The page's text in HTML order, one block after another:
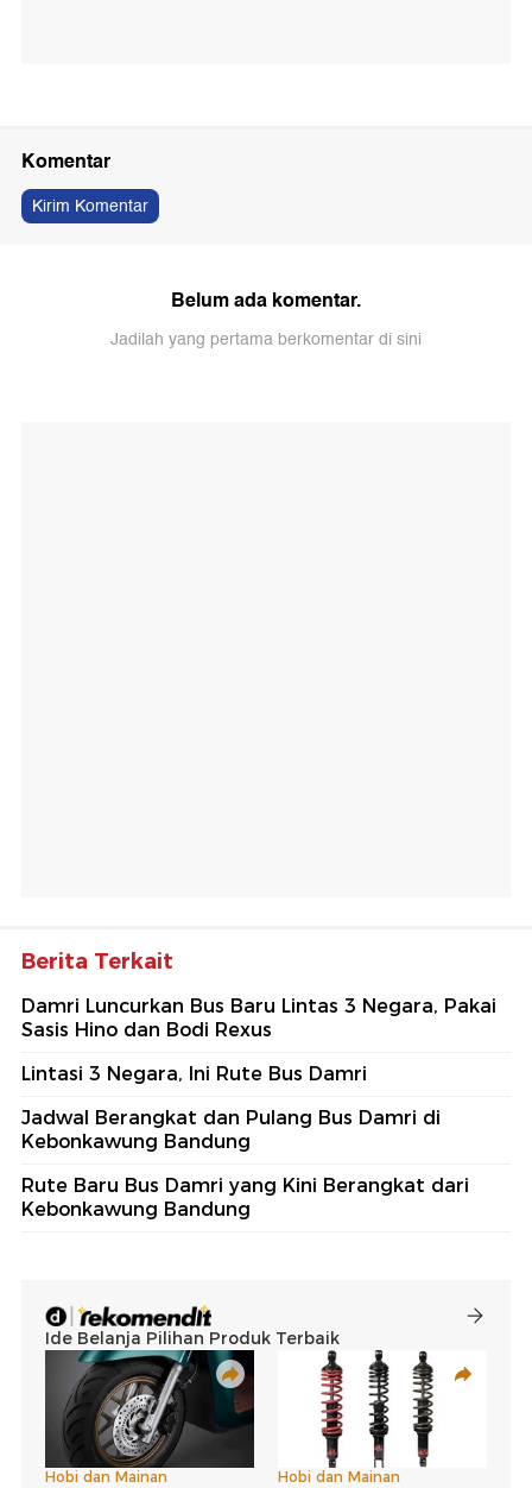
Komentar
Kirim Komentar
Belum ada komentar.
Jadilah yang pertama berkomentar di sini
Berita Terkait
Damri Luncurkan Bus Baru Lintas 3 Negara, Pakai
Sasis Hino dan Bodi Rexus
Lintasi 3 Negara, Ini Rute Bus Damri
Jadwal Berangkat dan Pulang Bus Damri di
Kebonkawung Bandung
Rute Baru Bus Damri yang Kini Berangkat dari
Kebonkawung Bandung